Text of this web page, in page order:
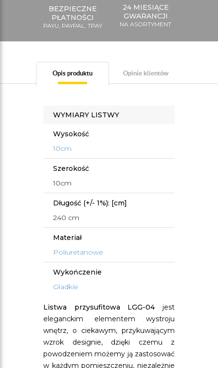
BEZPIECZNE
PŁATNOŚCI
PAYU, PAYPAL, TPAY
24 MIESIĄCE
GWARANCJI
NA ASORTYMENT
Opis produktu Opinie klientów
WYMIARY LISTWY
Wysokość
10cm
Szerokość
10cm
Długość (+/- 1%): [cm]
240 cm
Materiał
Poliuretanowe
Wykończenie
Gładkie
Listwa przysufitowa LGG-04 jest
eleganckim elementem wystroju
wnętrz, o ciekawym, przykuwającym
wzrok designie, dzięki czemu z
powodzeniem możemy ją zastosować
w każdym pomieszczeniu, niezależnie